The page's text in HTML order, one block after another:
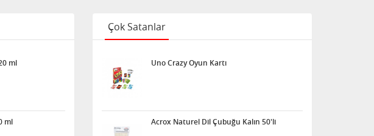
ml
ml
Çok Satanlar
Uno Crazy Oyun Kartı
Acrox Naturel Dil Çubuğu Kalın 50'li